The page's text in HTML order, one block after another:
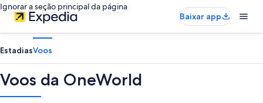
Ignorar a seção principal da página
Baixar app
EstadiasVoos
Voos da OneWorld